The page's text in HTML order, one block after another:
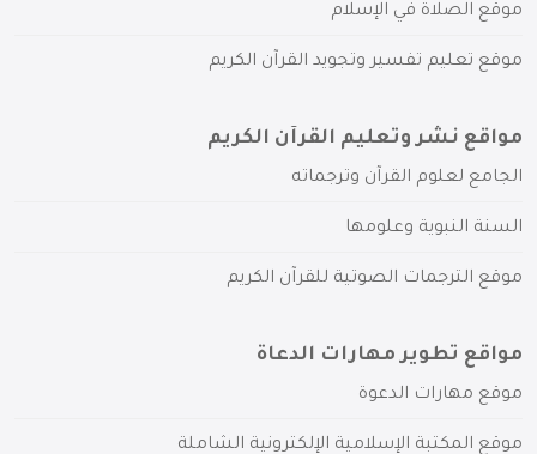
موقع الصلاة في الإسلام
موقع تعليم تفسير وتجويد القرآن الكريم
مواقع نشر وتعليم القرآن الكريم
الجامع لعلوم القرآن وترجماته
السنة النبوية وعلومها
موقع الترجمات الصوتية للقرآن الكريم
مواقع تطوير مهارات الدعاة
موقع مهارات الدعوة
موقع المكتبة الإسلامية الإلكترونية الشاملة